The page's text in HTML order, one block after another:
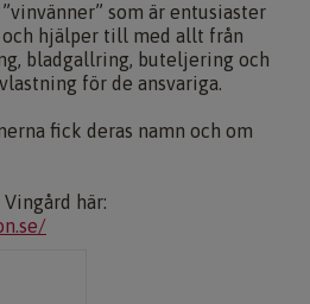
som är entusiaster
hjälper till med allt från
bladgallring, buteljering och
för de ansvariga.
fick deras namn och om
här: